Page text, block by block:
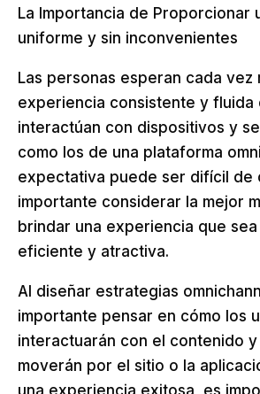
La Importancia de Proporcionar
uniforme y sin inconvenientes
Las personas esperan cada vez
experiencia consistente y fluida
interactúan con dispositivos y
como los de una plataforma
expectativa puede ser difícil de
importante considerar la mejor
brindar una experiencia que
eficiente y atractiva.
Al diseñar estrategias
importante pensar en cómo los
interactuarán con el contenido
moverán por el sitio o la
una experiencia exitosa, es